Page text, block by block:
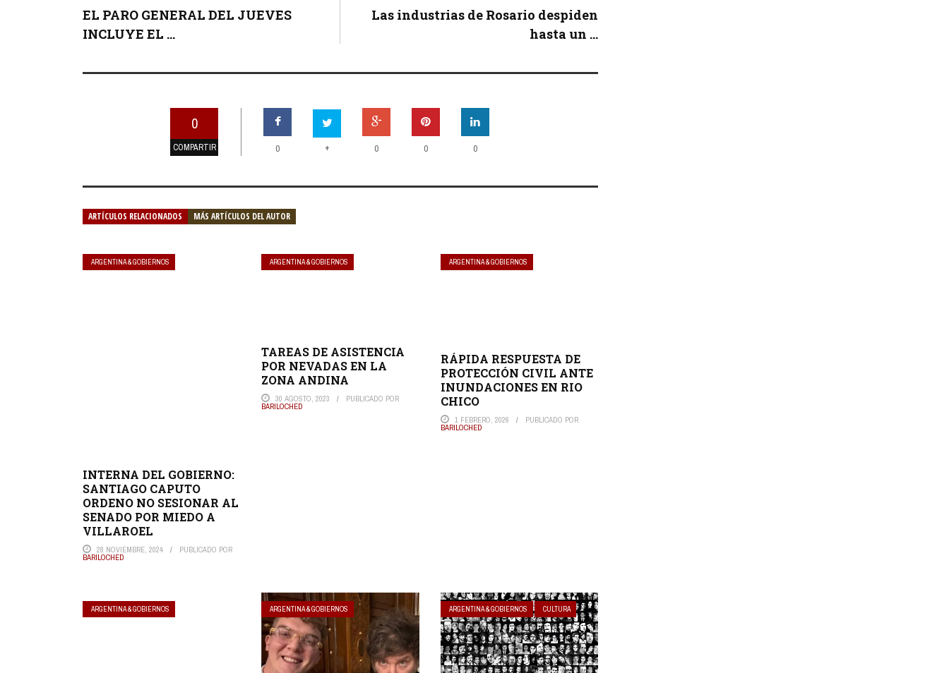
EL PARO GENERAL DEL JUEVES
INCLUYE EL ...
Las industrias de Rosario despiden
hasta un ...
0
COMPARTIR 0 + 0 0 0
ARTÍCULOS RELACIONADOS MÁS ARTÍCULOS DEL AUTOR
ARGENTINA & GOBIERNOS
INTERNA DEL GOBIERNO:
SANTIAGO CAPUTO
ORDENO NO SESIONAR AL
SENADO POR MIEDO A
VILLAROEL
28 NOVIEMBRE, 2024 PUBLICADO POR
BARILOCHED
ARGENTINA & GOBIERNOS
TAREAS DE ASISTENCIA
POR NEVADAS EN LA
ZONA ANDINA
30 AGOSTO, 2023 PUBLICADO POR
BARILOCHED
ARGENTINA & GOBIERNOS
RÁPIDA RESPUESTA DE
PROTECCIÓN CIVIL ANTE
INUNDACIONES EN RIO
CHICO
1 FEBRERO, 2026 PUBLICADO POR
BARILOCHED
ARGENTINA & GOBIERNOS ARGENTINA & GOBIERNOS ARGENTINA & GOBIERNOS CULTURA